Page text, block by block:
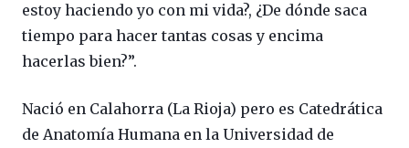
estoy haciendo yo con mi vida?, ¿De dónde saca
tiempo para hacer tantas cosas y encima
hacerlas bien?”.
Nació en Calahorra (La Rioja) pero es Catedrática
de Anatomía Humana en la Universidad de